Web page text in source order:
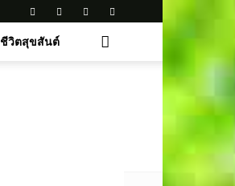
ชีวิตสุขสันต์